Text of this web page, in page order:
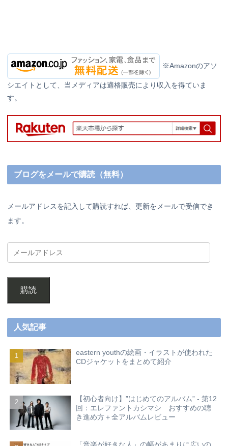
※Amazonのアソ
シエイトとして、当メディアは適格販売により収入を得ていま
す。
ブログをメールで購読（無料）
メールアドレスを記入して購読すれば、更新をメールで受信でき
ます。
購読
人気記事
eastern youthの絵画・イラストが使われた
CDジャケットをまとめて紹介
【初心者向け】”はじめてのアルバム” - 第12
回：エレファントカシマシ おすすめの聴
き進め方＋全アルバムレビュー